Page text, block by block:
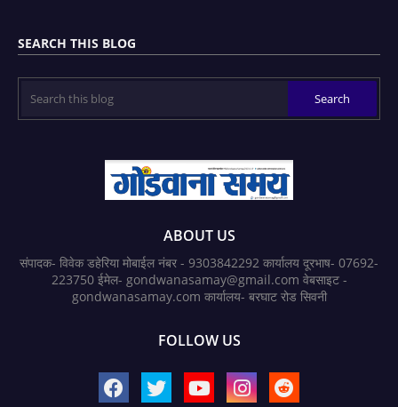
SEARCH THIS BLOG
ABOUT US
संपादक- विवेक डहेरिया मोबाईल नंबर - 9303842292 कार्यालय दूरभाष- 07692-
223750 ईमेल- gondwanasamay@gmail.com वेबसाइट -
gondwanasamay.com कार्यालय- बरघाट रोड सिवनी
FOLLOW US